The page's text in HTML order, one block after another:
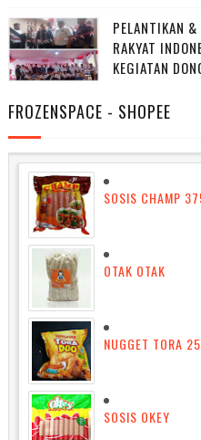
PELANTIKAN
RAKYAT
KEGIATAN
FROZENSPACE - SHOPEE
SOSIS CHAMP
OTAK OTAK
NUGGET TORA
SOSIS OKEY